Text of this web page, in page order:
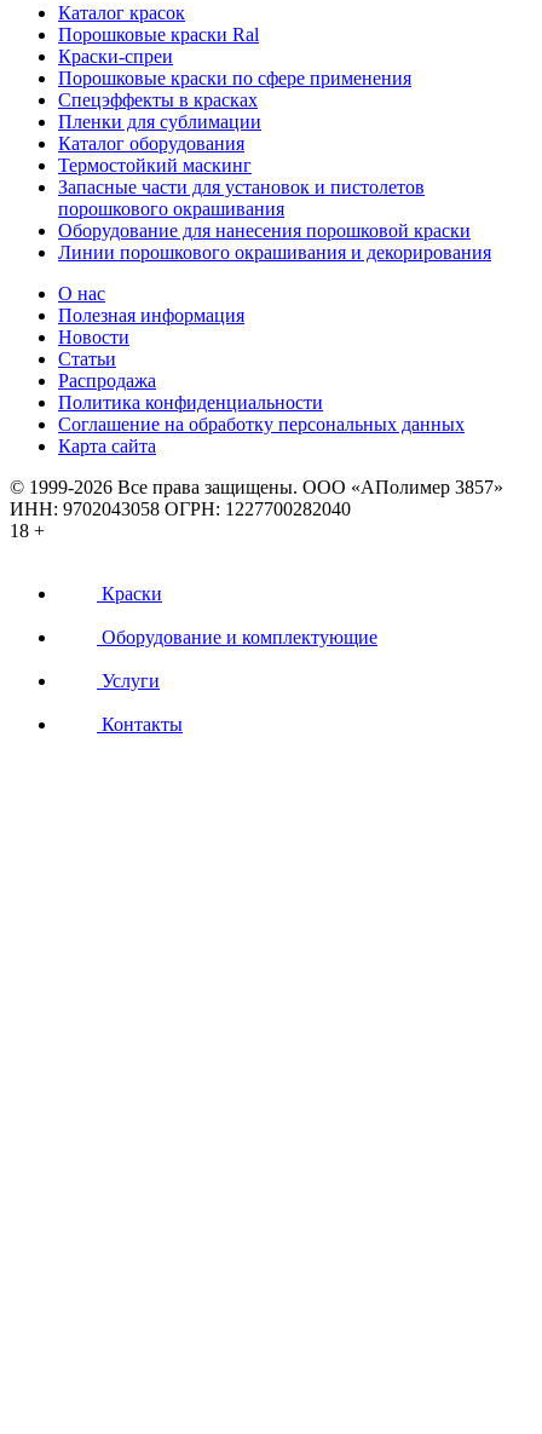
Каталог красок
Порошковые краски Ral
Краски-спреи
Порошковые краски по сфере применения
Спецэффекты в красках
Пленки для сублимации
Каталог оборудования
Термостойкий маскинг
Запасные части для установок и пистолетов
порошкового окрашивания
Оборудование для нанесения порошковой краски
Линии порошкового окрашивания и декорирования
О нас
Полезная информация
Новости
Статьи
Распродажа
Политика конфиденциальности
Соглашение на обработку персональных данных
Карта сайта
© 1999-2026 Все права защищены. ООО «АПолимер 3857»
ИНН: 9702043058 ОГРН: 1227700282040
18 +
Краски
Оборудование и комплектующие
Услуги
Контакты